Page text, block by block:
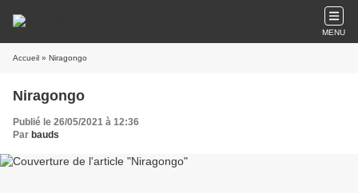
MENU
Accueil » Niragongo
Niragongo
Publié le 26/05/2021 à 12:36
Par bauds